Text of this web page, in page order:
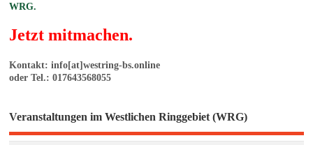
WRG.
Jetzt mitmachen.
Kontakt: info[at]westring-bs.online
oder Tel.: 017643568055
Veranstaltungen im Westlichen Ringgebiet (WRG)